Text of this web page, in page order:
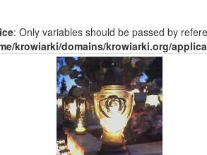
: Only variables should be passed by
krowiarki/domains/krowiarki.org/